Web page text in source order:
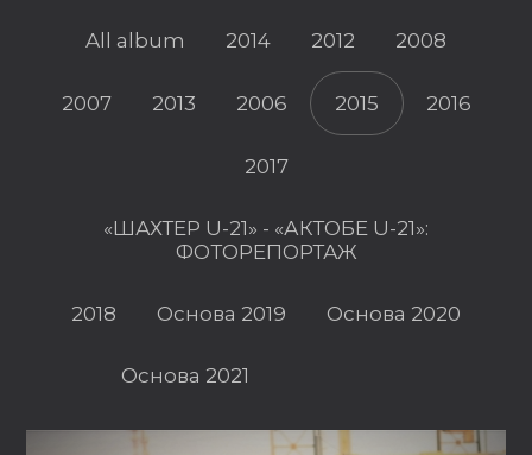
All album 2014 2012 2008
2007 2013 2006 2015 2016
2017
«ШАХТЕР U-21» - «АКТОБЕ U-21»:
ФОТОРЕПОРТАЖ
2018 Основа 2019 Основа 2020
Основа 2021